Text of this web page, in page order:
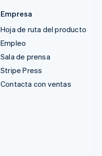
Empresa
Hoja de ruta del producto
Empleo
Sala de prensa
Stripe Press
Contacta con ventas